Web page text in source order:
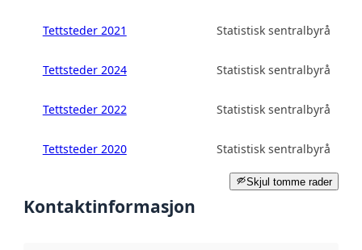
Tettsteder 2021 Statistisk sentralbyrå
Tettsteder 2024 Statistisk sentralbyrå
Tettsteder 2022 Statistisk sentralbyrå
Tettsteder 2020 Statistisk sentralbyrå
Skjul tomme rader
Kontaktinformasjon